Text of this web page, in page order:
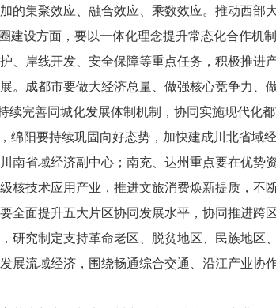
的集聚效应、融合效应、乘数效应。推动西
建设方面，要以一体化理念提升常态化合作机
、岸线开发、安全保障等重点任务，积极推进
成都市要做大经济总量、做强核心竞争力、
续完善同城化发展体制机制，协同实施现代
绵阳要持续巩固向好态势，加快建成川北省
南省域经济副中心；南充、达州重点要在优
技术应用产业，推进文旅消费焕新提质，不
面提升五大片区协同发展水平，协同推进跨
研究制定支持革命老区、脱贫地区、民族地
展流域经济，围绕畅通综合交通、沿江产业